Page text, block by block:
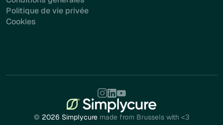
Politique de vie privée
Cookies
© 2026 Simplycuremade from Brussels with <3